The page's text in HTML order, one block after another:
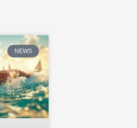
NEWS